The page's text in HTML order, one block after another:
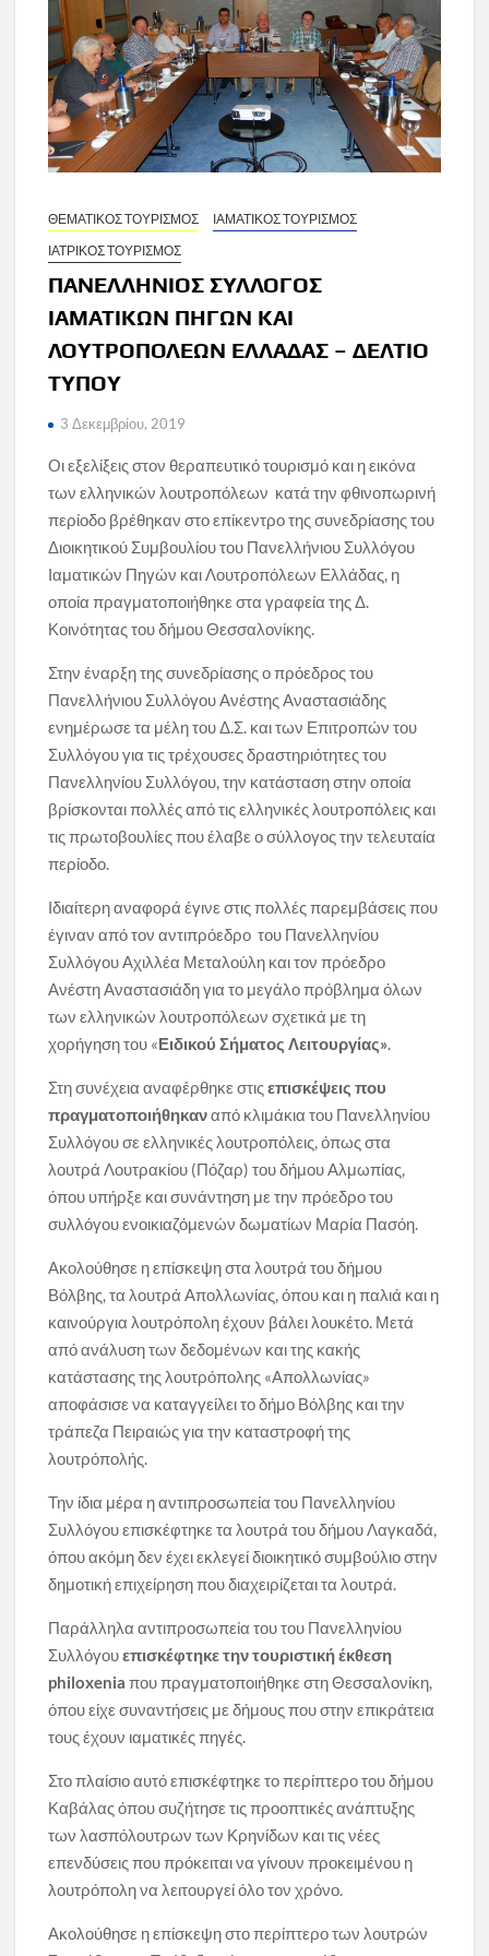
ΘΕΜΑΤΙΚΟΣ ΤΟΥΡΙΣΜΟΣ
ΙΑΜΑΤΙΚΟΣ ΤΟΥΡΙΣΜΟΣ
ΙΑΤΡΙΚΟΣ ΤΟΥΡΙΣΜΟΣ
ΠΑΝΕΛΛΗΝΙΟΣ ΣΥΛΛΟΓΟΣ
ΙΑΜΑΤΙΚΩΝ ΠΗΓΩΝ ΚΑΙ
ΛΟΥΤΡΟΠΟΛΕΩΝ ΕΛΛΑΔΑΣ – ΔΕΛΤΙΟ
ΤΥΠΟΥ
3 Δεκεμβρίου, 2019
Οι εξελίξεις στον θεραπευτικό τουρισμό και η εικόνα
των ελληνικών λουτροπόλεων κατά την φθινοπωρινή
περίοδο βρέθηκαν στο επίκεντρο της συνεδρίασης του
Διοικητικού Συμβουλίου του Πανελλήνιου Συλλόγου
Ιαματικών Πηγών και Λουτροπόλεων Ελλάδας, η
οποία πραγματοποιήθηκε στα γραφεία της Δ.
Κοινότητας του δήμου Θεσσαλονίκης.
Στην έναρξη της συνεδρίασης ο πρόεδρος του
Πανελλήνιου Συλλόγου Ανέστης Αναστασιάδης
ενημέρωσε τα μέλη του Δ.Σ. και των Επιτροπών του
Συλλόγου για τις τρέχουσες δραστηριότητες του
Πανελληνίου Συλλόγου, την κατάσταση στην οποία
βρίσκονται πολλές από τις ελληνικές λουτροπόλεις και
τις πρωτοβουλίες που έλαβε ο σύλλογος την τελευταία
περίοδο.
Ιδιαίτερη αναφορά έγινε στις πολλές παρεμβάσεις που
έγιναν από τον αντιπρόεδρο του Πανελληνίου
Συλλόγου Αχιλλέα Μεταλούλη και τον πρόεδρο
Ανέστη Αναστασιάδη για το μεγάλο πρόβλημα όλων
των ελληνικών λουτροπόλεων σχετικά με τη
χορήγηση του «Ειδικού Σήματος Λειτουργίας».
Στη συνέχεια αναφέρθηκε στιςεπισκέψεις που
πραγματοποιήθηκαναπό κλιμάκια του Πανελληνίου
Συλλόγου σε ελληνικές λουτροπόλεις, όπως στα
λουτρά Λουτρακίου (Πόζαρ) του δήμου Αλμωπίας,
όπου υπήρξε και συνάντηση με την πρόεδρο του
συλλόγου ενοικιαζόμενών δωματίων Μαρία Πασόη.
Ακολούθησε η επίσκεψη στα λουτρά του δήμου
Βόλβης, τα λουτρά Απολλωνίας, όπου και η παλιά και η
καινούργια λουτρόπολη έχουν βάλει λουκέτο. Μετά
από ανάλυση των δεδομένων και της κακής
κατάστασης της λουτρόπολης «Απολλωνίας»
αποφάσισε να καταγγείλει το δήμο Βόλβης και την
τράπεζα Πειραιώς για την καταστροφή της
λουτρόπολής.
Την ίδια μέρα η αντιπροσωπεία του Πανελληνίου
Συλλόγου επισκέφτηκε τα λουτρά του δήμου Λαγκαδά,
όπου ακόμη δεν έχει εκλεγεί διοικητικό συμβούλιο στην
δημοτική επιχείρηση που διαχειρίζεται τα λουτρά.
Παράλληλα αντιπροσωπεία του του Πανελληνίου
Συλλόγουεπισκέφτηκε την τουριστική έκθεση
philoxenia που πραγματοποιήθηκε στη Θεσσαλονίκη,
όπου είχε συναντήσεις με δήμους που στην επικράτεια
τους έχουν ιαματικές πηγές.
Στο πλαίσιο αυτό επισκέφτηκε το περίπτερο του δήμου
Καβάλας όπου συζήτησε τις προοπτικές ανάπτυξης
των λασπόλουτρων των Κρηνίδων και τις νέες
επενδύσεις που πρόκειται να γίνουν προκειμένου η
λουτρόπολη να λειτουργεί όλο τον χρόνο.
Ακολούθησε η επίσκεψη στο περίπτερο των λουτρών